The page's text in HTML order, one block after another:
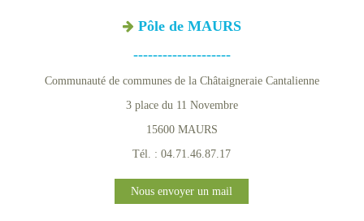
Pôle de MAURS
--------------------
Communauté de communes de la Châtaigneraie Cantalienne
3 place du 11 Novembre
15600 MAURS
Tél. : 04.71.46.87.17
Nous envoyer un mail